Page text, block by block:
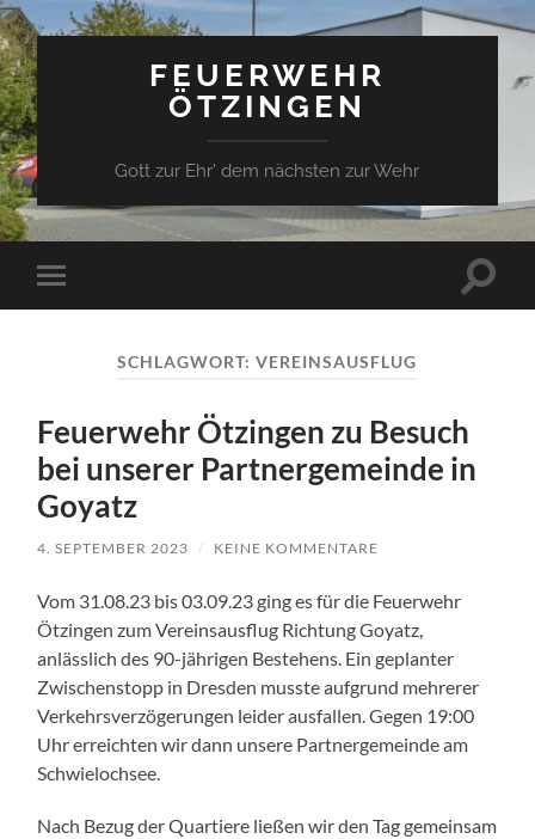
FEUERWEHR
ÖTZINGEN
Gott zur Ehr' dem nächsten zur Wehr
Mobile-
Menü
SCHLAGWORT:VEREINSAUSFLUG
Feuerwehr Ötzingen zu Besuch
bei unserer Partnergemeinde in
Goyatz
4. SEPTEMBER 2023 / KEINE KOMMENTARE
Vom 31.08.23 bis 03.09.23 ging es für die Feuerwehr
Ötzingen zum Vereinsausflug Richtung Goyatz,
anlässlich des 90-jährigen Bestehens. Ein geplanter
Zwischenstopp in Dresden musste aufgrund mehrerer
Verkehrsverzögerungen leider ausfallen. Gegen 19:00
Uhr erreichten wir dann unsere Partnergemeinde am
Schwielochsee.
Nach Bezug der Quartiere ließen wir den Tag gemeinsam